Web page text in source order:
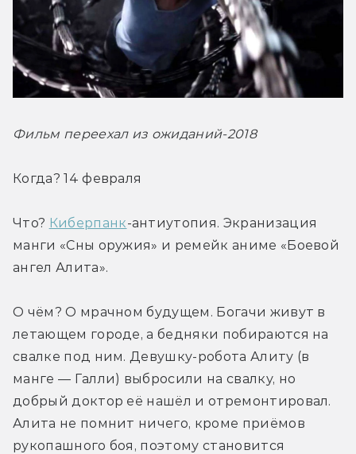
Фильм переехал из ожиданий-2018
Когда? 14 февраля
Что? Киберпанк-антиутопия. Экранизация
манги «Сны оружия» и ремейк аниме «Боевой
ангел Алита».
О чём? О мрачном будущем. Богачи живут в
летающем городе, а бедняки побираются на
свалке под ним. Девушку-робота Алиту (в
манге — Галли) выбросили на свалку, но
добрый доктор её нашёл и отремонтировал.
Алита не помнит ничего, кроме приёмов
рукопашного боя, поэтому становится